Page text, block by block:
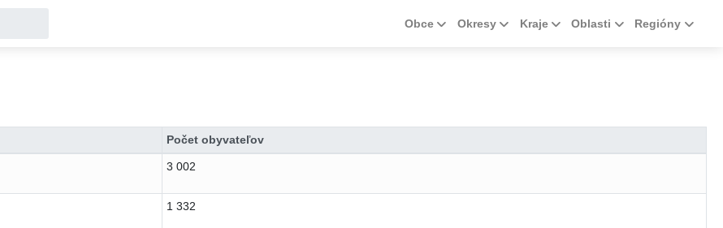
Obce Okresy Kraje Oblasti Regióny
Počet obyvateľov
3 002
1 332